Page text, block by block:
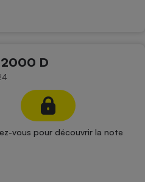
2000 D
vous pour découvrir la note